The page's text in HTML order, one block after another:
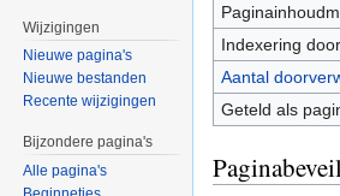
Indexering
Aantal
Geteld als
Wijzigingen
Nieuwe pagina's
Nieuwe bestanden
Recente wijzigingen
Bijzondere pagina's
Alle pagina's